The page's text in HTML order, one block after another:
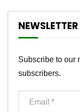
NEWSLETTER
Subscribe to our
subscribers.